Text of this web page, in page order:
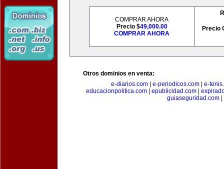
COMPRAR AHORA
Precio $49,000.00
COMPRAR AHORA
Precio
Otros dominios en venta:
e-diarios.com
e-periodicos.com
e-
educacionpolitica.com
epublicidad.com
guiaseguridad.com|